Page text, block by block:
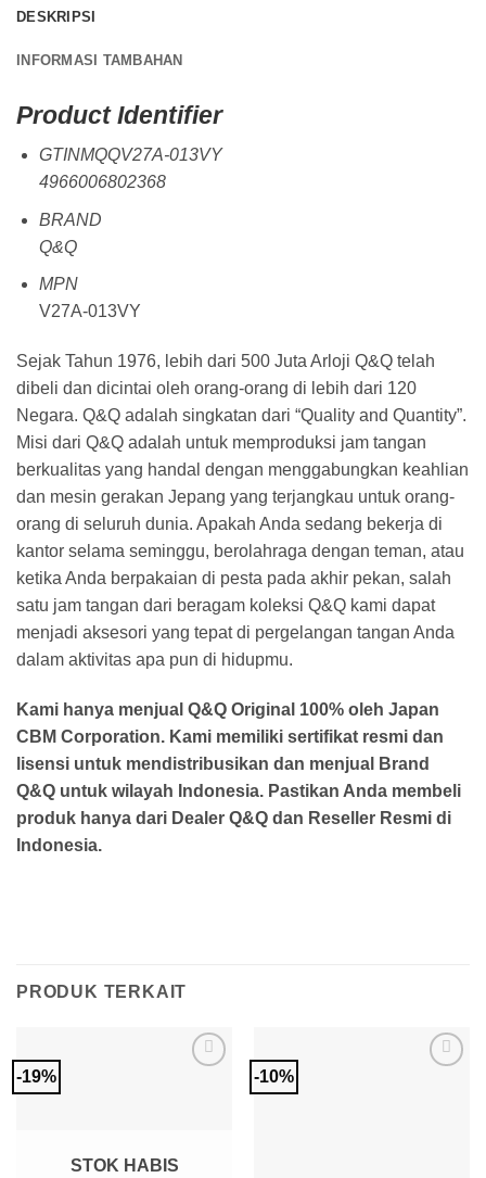
DESKRIPSI
INFORMASI TAMBAHAN
Product Identifier
GTINMQQV27A-013VY
4966006802368
BRAND
Q&Q
MPN
V27A-013VY
Sejak Tahun 1976, lebih dari 500 Juta Arloji Q&Q telah
dibeli dan dicintai oleh orang-orang di lebih dari 120
Negara. Q&Q adalah singkatan dari “Quality and Quantity”.
Misi dari Q&Q adalah untuk memproduksi jam tangan
berkualitas yang handal dengan menggabungkan keahlian
dan mesin gerakan Jepang yang terjangkau untuk orang-
orang di seluruh dunia. Apakah Anda sedang bekerja di
kantor selama seminggu, berolahraga dengan teman, atau
ketika Anda berpakaian di pesta pada akhir pekan, salah
satu jam tangan dari beragam koleksi Q&Q kami dapat
menjadi aksesori yang tepat di pergelangan tangan Anda
dalam aktivitas apa pun di hidupmu.
Kami hanya menjual Q&Q Original 100% oleh Japan
CBM Corporation. Kami memiliki sertifikat resmi dan
lisensi untuk mendistribusikan dan menjual Brand
Q&Q untuk wilayah Indonesia. Pastikan Anda membeli
produk hanya dari Dealer Q&Q dan Reseller Resmi di
Indonesia.
PRODUK TERKAIT
-19%
STOK HABIS
-10%